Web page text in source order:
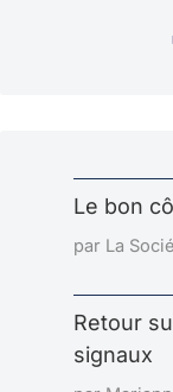
Le bon
par La
Retour
signaux